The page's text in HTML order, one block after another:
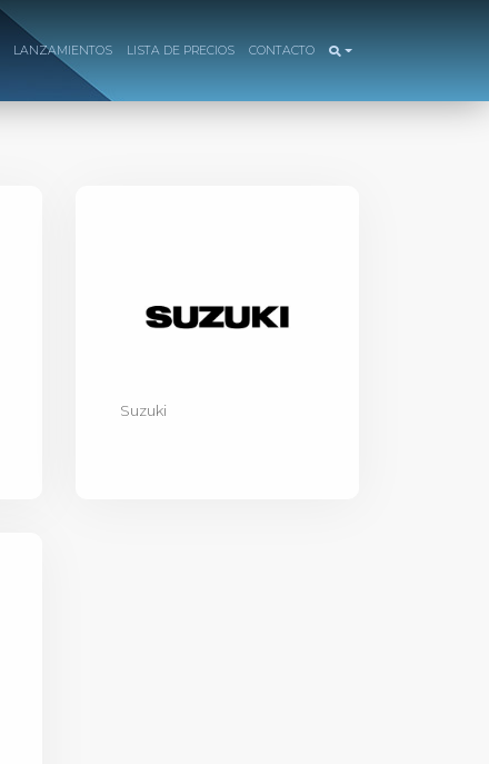
LANZAMIENTOS LISTA DE PRECIOS CONTACTO
Suzuki